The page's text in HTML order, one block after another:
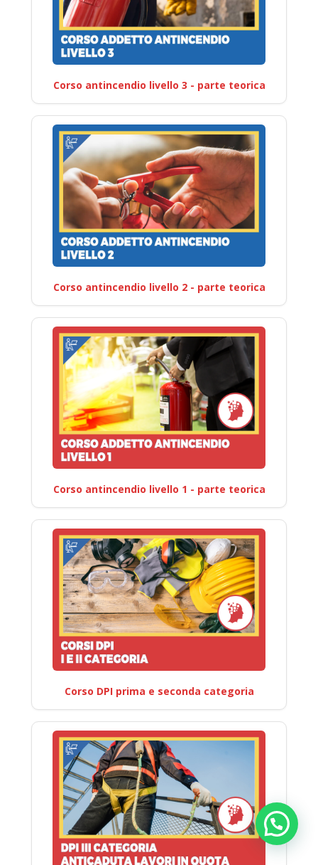
Corso antincendio livello 3 - parte teorica
Corso antincendio livello 2 - parte teorica
Corso antincendio livello 1 - parte teorica
Corso DPI prima e seconda categoria